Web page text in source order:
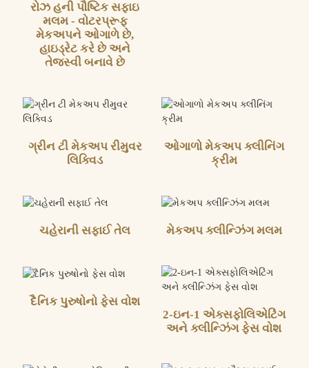
રોઝ હની પૌષ્ટિક સફાઇ
મલમ - વોટરપ્રૂફ
મેકઅપને ઓગાળે છે,
હાઇડ્રેટ કરે છે અને
તેજસ્વી બનાવે છે
ગ્રીન ટી મેકઅપ રીમુવર
લિક્વિડ
ઓગાળો મેકઅપ ક્લીનિંગ
ક્રીમ
ચહેરાની સફાઈ તેલ મેકઅપ ક્લીન્ઝિંગ મલમ
દૈનિક પુરુષોનો ફેસ વોશ
2-ઇન-1 એક્સફોલિએટિંગ
અને ક્લીન્ઝિંગ ફેસ વોશ